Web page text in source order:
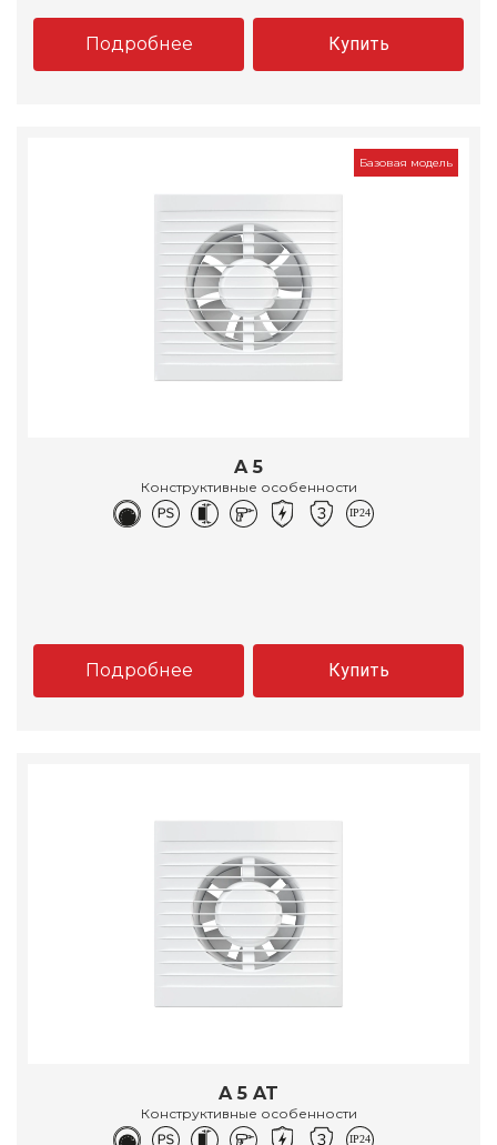
Подробнее Купить
Базовая модель
A 5
Конструктивные особенности
Подробнее Купить
A 5 AT
Конструктивные особенности